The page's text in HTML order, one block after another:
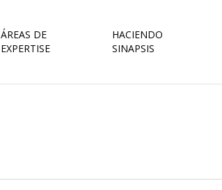
ÁREAS DE
EXPERTISE
HACIENDO
SINAPSIS